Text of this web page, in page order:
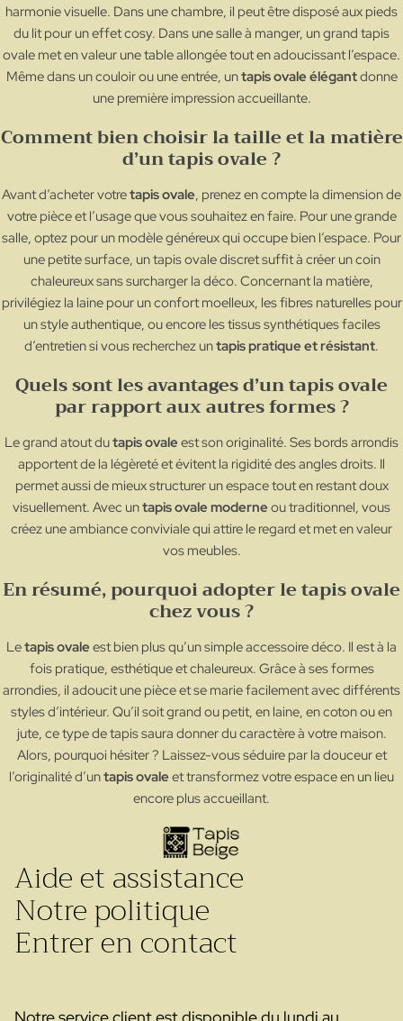
harmonie visuelle. Dans une chambre, il peut être disposé aux pieds
du lit pour un effet cosy. Dans une salle à manger, un grand tapis
ovale met en valeur une table allongée tout en adoucissant l’espace.
Même dans un couloir ou une entrée, untapis ovale élégantdonne
une première impression accueillante.
Comment bien choisir la taille et la matière
d’un tapis ovale ?
Avant d’acheter votretapis ovale, prenez en compte la dimension de
votre pièce et l’usage que vous souhaitez en faire. Pour une grande
salle, optez pour un modèle généreux qui occupe bien l’espace. Pour
une petite surface, un tapis ovale discret suffit à créer un coin
chaleureux sans surcharger la déco. Concernant la matière,
privilégiez la laine pour un confort moelleux, les fibres naturelles pour
un style authentique, ou encore les tissus synthétiques faciles
d’entretien si vous recherchez untapis pratique et résistant.
Quels sont les avantages d’un tapis ovale
par rapport aux autres formes ?
Le grand atout dutapis ovale est son originalité. Ses bords arrondis
apportent de la légèreté et évitent la rigidité des angles droits. Il
permet aussi de mieux structurer un espace tout en restant doux
visuellement. Avec untapis ovale moderne ou traditionnel, vous
créez une ambiance conviviale qui attire le regard et met en valeur
vos meubles.
En résumé, pourquoi adopter le tapis ovale
chez vous ?
Letapis ovale est bien plus qu’un simple accessoire déco. Il est à la
fois pratique, esthétique et chaleureux. Grâce à ses formes
arrondies, il adoucit une pièce et se marie facilement avec différents
styles d’intérieur. Qu’il soit grand ou petit, en laine, en coton ou en
jute, ce type de tapis saura donner du caractère à votre maison.
Alors, pourquoi hésiter ? Laissez-vous séduire par la douceur et
l’originalité d’untapis ovale et transformez votre espace en un lieu
encore plus accueillant.
Aide et assistance
Notre politique
Entrer en contact
Notre service client est disponible du lundi au